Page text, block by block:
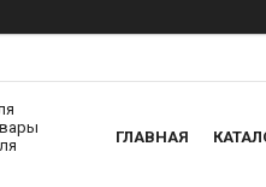
ГЛАВНАЯ